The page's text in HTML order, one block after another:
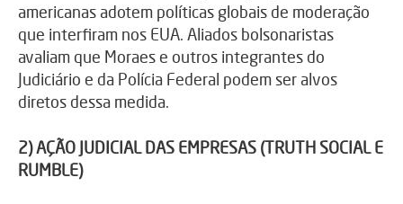
americanas adotem políticas globais de moderação
que interfiram nos EUA. Aliados bolsonaristas
avaliam que Moraes e outros integrantes do
Judiciário e da Polícia Federal podem ser alvos
diretos dessa medida.
2) AÇÃO JUDICIAL DAS EMPRESAS (TRUTH SOCIAL E
RUMBLE)